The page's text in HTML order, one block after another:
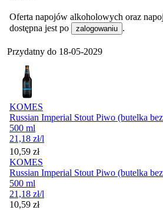
Oferta napojów alkoholowych oraz
dostępna jest po
zalogowaniu .
Przydatny do 18-05-2029
KOMES
Russian Imperial Stout Piwo (butelka
500 ml
21,18 zł/l
Cena
10,59 zł
KOMES
Russian Imperial Stout Piwo (butelka
500 ml
21,18 zł/l
Cena
10,59 zł